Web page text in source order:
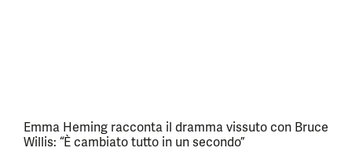
Emma Heming racconta il dramma vissuto con Bruce
Willis: “È cambiato tutto in un secondo”